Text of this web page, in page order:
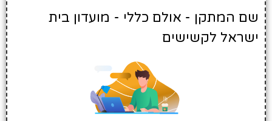
שם המתקן - אולם כללי - מועדון בית
ישראל לקשישים